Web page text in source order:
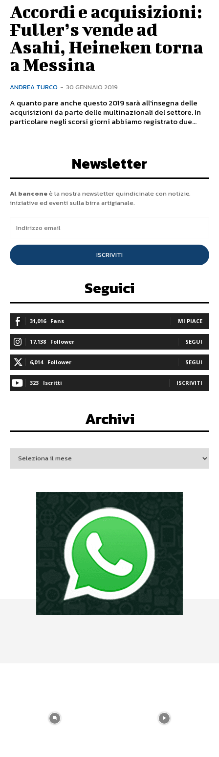
Accordi e acquisizioni:
Fuller’s vende ad
Asahi, Heineken torna
a Messina
ANDREA TURCO - 30 GENNAIO 2019
A quanto pare anche questo 2019 sarà all'insegna delle
acquisizioni da parte delle multinazionali del settore. In
particolare negli scorsi giorni abbiamo registrato due...
Newsletter
Al banconeè la nostra newsletter quindicinale con notizie,
iniziative ed eventi sulla birra artigianale.
ISCRIVITI
Seguici
31,016 Fans MI PIACE
17,138 Follower SEGUI
6,014 Follower SEGUI
323 Iscritti ISCRIVITI
Archivi